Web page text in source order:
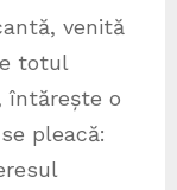
venită
totul
întărește o
pleacă: